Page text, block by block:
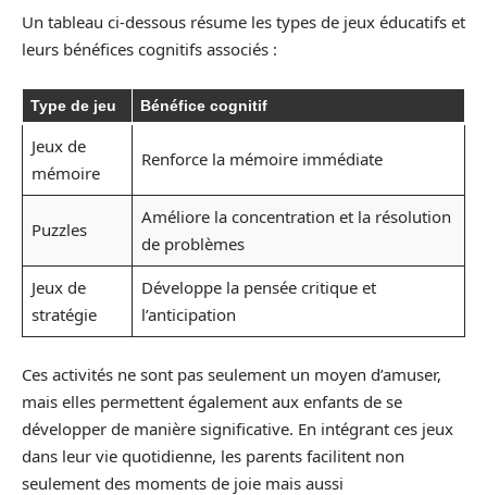
Un tableau ci-dessous résume les types de jeux éducatifs et
leurs bénéfices cognitifs associés :
Type de jeu Bénéfice cognitif
Jeux de
mémoire
Renforce la mémoire immédiate
Puzzles
Améliore la concentration et la résolution
de problèmes
Jeux de
stratégie
Développe la pensée critique et
l’anticipation
Ces activités ne sont pas seulement un moyen d’amuser,
mais elles permettent également aux enfants de se
développer de manière significative. En intégrant ces jeux
dans leur vie quotidienne, les parents facilitent non
seulement des moments de joie mais aussi